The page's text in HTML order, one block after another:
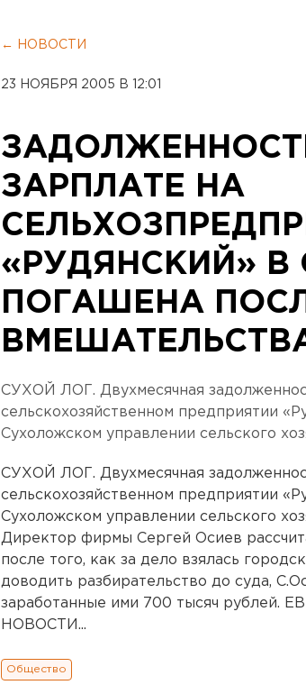
← НОВОСТИ
23 НОЯБРЯ 2005 В 12:01
ЗАРПЛАТЕ НА
«РУДЯНСКИЙ» В
ПОГАШЕНА
СУХОЙ ЛОГ. Двухмесячная
сельскохозяйственном предприятии
Сухоложском управлении сельского
СУХОЙ ЛОГ. Двухмесячная
сельскохозяйственном предприятии
Сухоложском управлении сельского
Директор фирмы Сергей Осиев
после того, как за дело взялась
доводить разбирательство до суда,
заработанные ими 700 тысяч
НОВОСТИ...
Общество